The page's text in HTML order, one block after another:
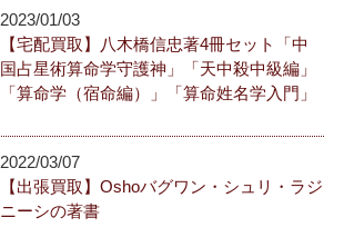
2023/01/03
【宅配買取】八木橋信忠著4冊セット「中
国占星術算命学守護神」「天中殺中級編」
「算命学（宿命編）」「算命姓名学入門」
2022/03/07
【出張買取】Oshoバグワン・シュリ・ラジ
ニーシの著書